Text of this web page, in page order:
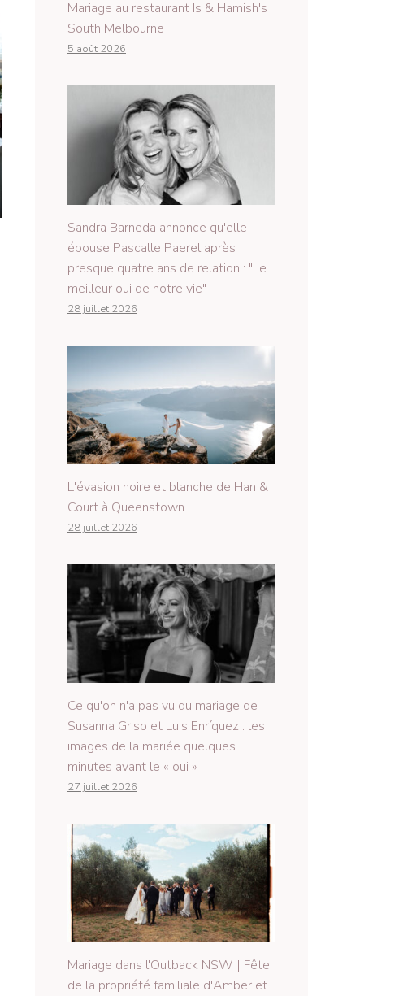
Mariage au restaurant Is & Hamish's
South Melbourne
5 août 2026
Sandra Barneda annonce qu'elle
épouse Pascalle Paerel après
presque quatre ans de relation : "Le
meilleur oui de notre vie"
28 juillet 2026
L'évasion noire et blanche de Han &
Court à Queenstown
28 juillet 2026
Ce qu'on n'a pas vu du mariage de
Susanna Griso et Luis Enríquez : les
images de la mariée quelques
minutes avant le « oui »
27 juillet 2026
Mariage dans l'Outback NSW | Fête
de la propriété familiale d'Amber et